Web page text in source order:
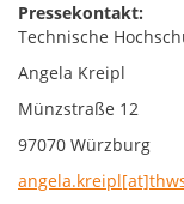
Pressekontakt:
Technische
Angela Kreipl
Münzstraße 12
97070 Würzburg